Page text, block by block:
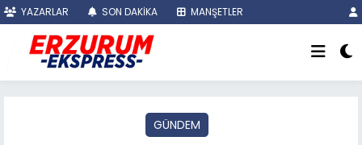
YAZARLAR SON DAKİKA MANŞETLER
GÜNDEM